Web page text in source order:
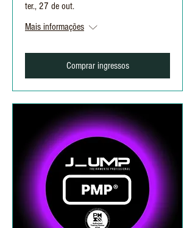
ter., 27 de out.
Mais informações
Comprar ingressos